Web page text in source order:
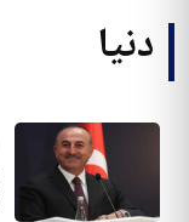
دنیا